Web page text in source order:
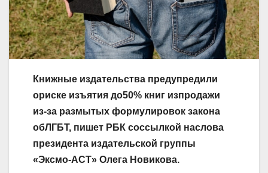
Книжные издательства предупредили
ориске изъятия до50% книг изпродажи
из-за размытых формулировок закона
обЛГБТ, пишет РБК соссылкой наслова
президента издательской группы
«Эксмо-АСТ» Олега Новикова.